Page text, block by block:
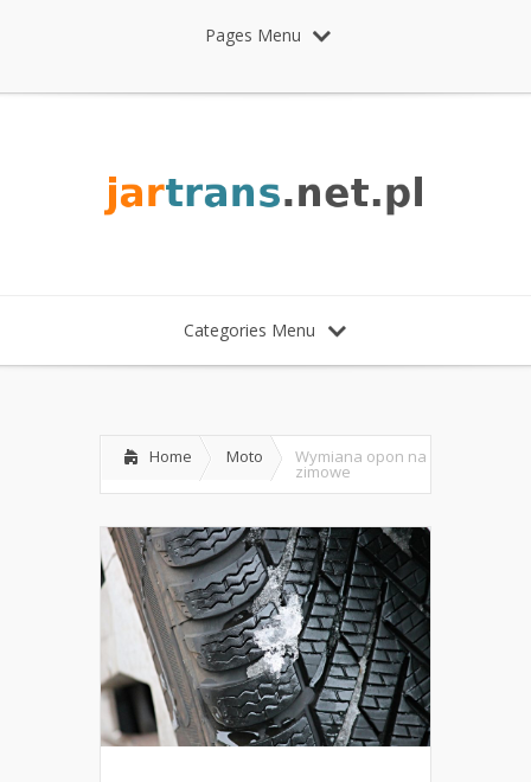
Pages Menu
Categories Menu
Home Moto Wymiana opon na
zimowe